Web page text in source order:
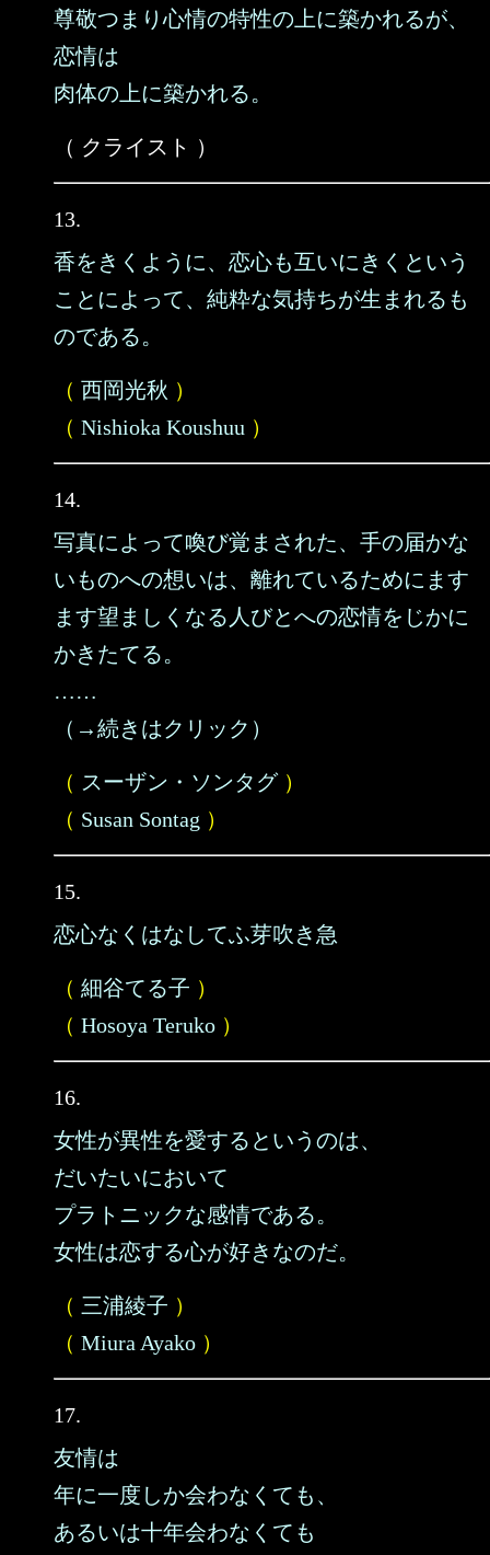
尊敬つまり心情の特性の上に築かれるが、
恋情は
肉体の上に築かれる。
（ クライスト ）
13.
香をきくように、恋心も互いにきくという
ことによって、純粋な気持ちが生まれるも
のである。
（ 西岡光秋 ）
（ Nishioka Koushuu ）
14.
写真によって喚び覚まされた、手の届かな
いものへの想いは、離れているためにます
ます望ましくなる人びとへの恋情をじかに
かきたてる。
……
（→続きはクリック）
（ スーザン・ソンタグ）
（ Susan Sontag ）
15.
恋心なくはなしてふ芽吹き急
（ 細谷てる子 ）
（ Hosoya Teruko ）
16.
女性が異性を愛するというのは、
だいたいにおいて
プラトニックな感情である。
女性は恋する心が好きなのだ。
（ 三浦綾子 ）
（ Miura Ayako ）
17.
友情は
年に一度しか会わなくても、
あるいは十年会わなくても